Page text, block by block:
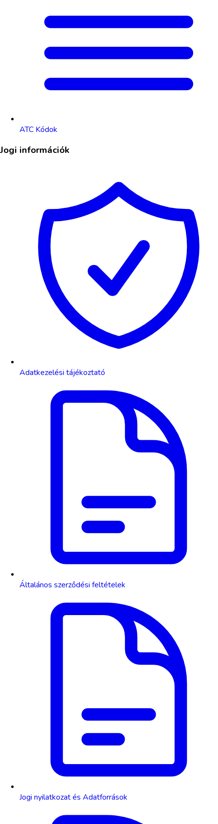
ATC Kódok
Jogi információk
Adatkezelési tájékoztató
Általános szerződési feltételek
Jogi nyilatkozat és Adatforrások